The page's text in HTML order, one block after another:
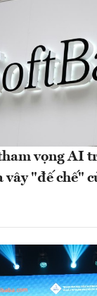
vọng AI
vây "đế chế"